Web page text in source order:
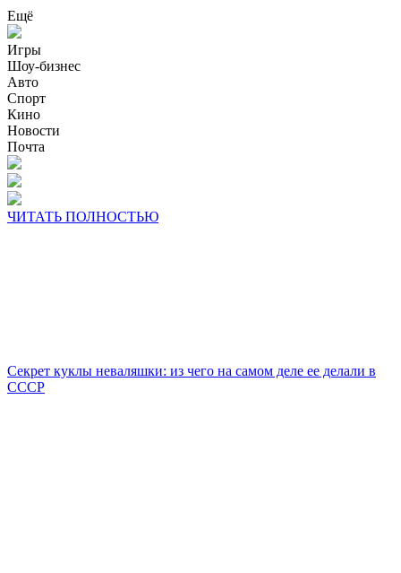
Ещё
Игры
Шоу-бизнес
Авто
Спорт
Кино
Новости
Почта
ЧИТАТЬ ПОЛНОСТЬЮ
Секрет куклы неваляшки: из чего на самом деле ее делали в
СССР